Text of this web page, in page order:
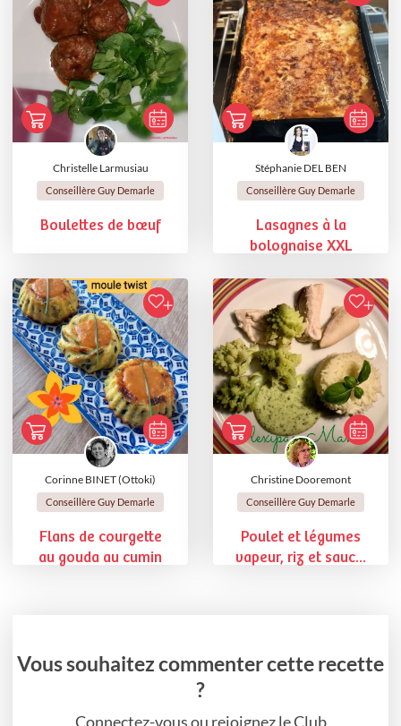
Christelle Larmusiau
Conseillère Guy Demarle
Boulettes de bœuf
Stéphanie DEL BEN
Conseillère Guy Demarle
Lasagnes à la
bolognaise XXL
Corinne BINET (Ottoki)
Conseillère Guy Demarle
Flans de courgette
au gouda au cumin
Christine Dooremont
Conseillère Guy Demarle
Poulet et légumes
vapeur, riz et sauc...
Vous souhaitez commenter cette recette
?
Connectez-vous ou rejoignez le Club